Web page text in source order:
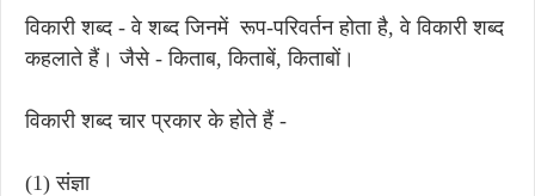
विकारी शब्द - वे शब्द जिनमें रूप-परिवर्तन होता है, वे विकारी शब्द
कहलाते हैं। जैसे - किताब, किताबें, किताबों।
विकारी शब्द चार प्रकार के होते हैं -
(1) संज्ञा